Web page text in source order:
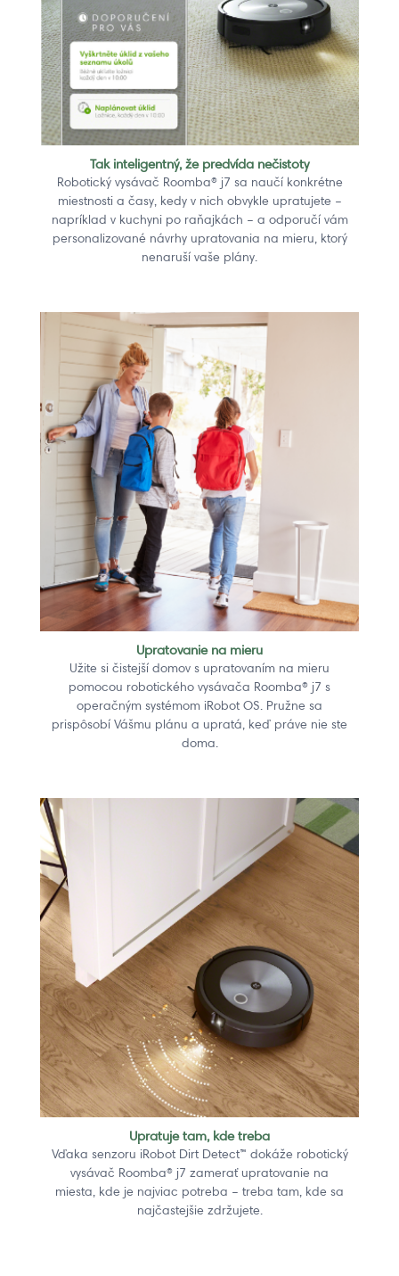
Tak inteligentný, že predvída nečistoty
Robotický vysávač Roomba® j7 sa naučí konkrétne
miestnosti a časy, kedy v nich obvykle upratujete –
napríklad v kuchyni po raňajkách – a odporučí vám
personalizované návrhy upratovania na mieru, ktorý
nenaruší vaše plány.
Upratovanie na mieru
Užite si čistejší domov s upratovaním na mieru
pomocou robotického vysávača Roomba® j7 s
operačným systémom iRobot OS. Pružne sa
prispôsobí Vášmu plánu a upratá, keď práve nie ste
doma.
Upratuje tam, kde treba
Vďaka senzoru iRobot Dirt Detect™ dokáže robotický
vysávač Roomba® j7 zamerať upratovanie na
miesta, kde je najviac potreba – treba tam, kde sa
najčastejšie zdržujete.